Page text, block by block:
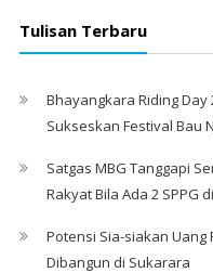
Tulisan Terbaru
Bhayangkara Riding
Sukseskan Festival Bau
Satgas MBG Tanggapi
Rakyat Bila Ada 2 SPPG
Potensi Sia-siakan Uang
Dibangun di Sukarara